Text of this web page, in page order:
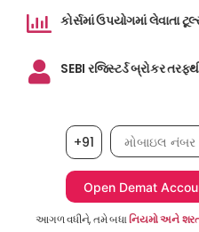
કોર્સમાં ઉપયોગમાં લેવાતા
SEBI રજિસ્ટર્ડ બ્રોકર
+91 મોબાઇલ નંબર,
આગળ વધીને, તમે બધાનિયમો અને